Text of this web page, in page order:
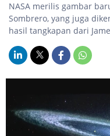
NASA merilis gambar
Sombrero, yang juga
hasil tangkapan dari